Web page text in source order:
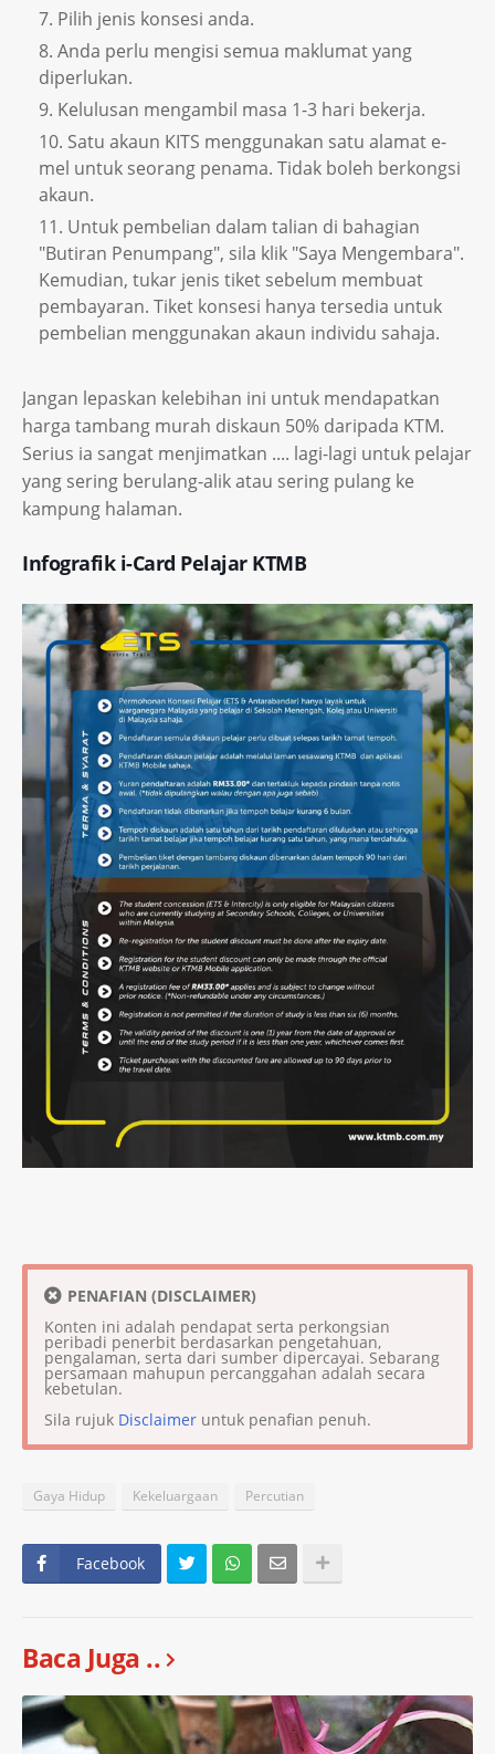
Pilih jenis konsesi anda.
Anda perlu mengisi semua maklumat yang
diperlukan.
Kelulusan mengambil masa 1-3 hari bekerja.
Satu akaun KITS menggunakan satu alamat e-
mel untuk seorang penama. Tidak boleh berkongsi
akaun.
Untuk pembelian dalam talian di bahagian
"Butiran Penumpang", sila klik "Saya Mengembara".
Kemudian, tukar jenis tiket sebelum membuat
pembayaran. Tiket konsesi hanya tersedia untuk
pembelian menggunakan akaun individu sahaja.
Jangan lepaskan kelebihan ini untuk mendapatkan
harga tambang murah diskaun 50% daripada KTM.
Serius ia sangat menjimatkan .... lagi-lagi untuk pelajar
yang sering berulang-alik atau sering pulang ke
kampung halaman.
Infografik i-Card Pelajar KTMB
PENAFIAN (DISCLAIMER)
Konten ini adalah pendapat serta perkongsian
peribadi penerbit berdasarkan pengetahuan,
pengalaman, serta dari sumber dipercayai. Sebarang
persamaan mahupun percanggahan adalah secara
kebetulan.
Sila rujuk Disclaimer untuk penafian penuh.
Gaya Hidup Kekeluargaan Percutian
Facebook
Baca Juga ..